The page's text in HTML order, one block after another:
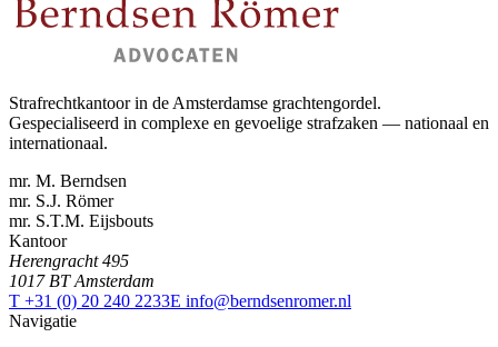
Strafrechtkantoor in de Amsterdamse grachtengordel.
Gespecialiseerd in complexe en gevoelige strafzaken — nationaal en
internationaal.
mr. M. Berndsen
mr. S.J. Römer
mr. S.T.M. Eijsbouts
Kantoor
Herengracht 495
1017 BT Amsterdam
T +31 (0) 20 240 2233E info@berndsenromer.nl
Navigatie